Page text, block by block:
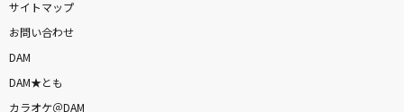
サイトマップ
お問い合わせ
DAM
DAM★とも
カラオケ＠DAM